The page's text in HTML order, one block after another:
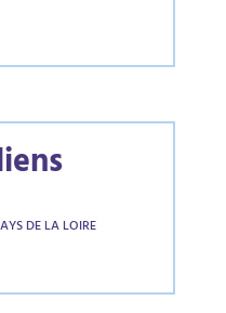
DE LA LOIRE